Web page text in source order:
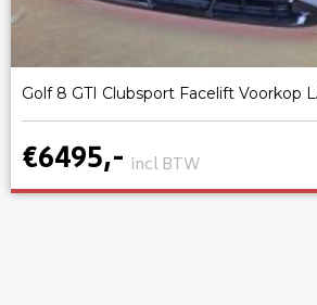
Golf 8 GTI Clubsport Facelift Voorkop
€6495,- incl BTW